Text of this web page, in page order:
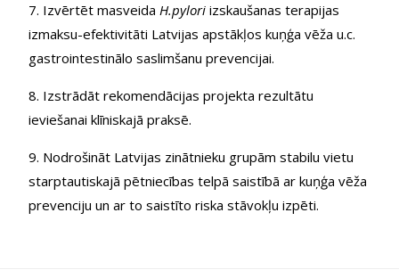
7. Izvērtēt masveida H.pylori izskaušanas terapijas
izmaksu-efektivitāti Latvijas apstākļos kuņģa vēža u.c.
gastrointestinālo saslimšanu prevencijai.
8. Izstrādāt rekomendācijas projekta rezultātu
ieviešanai klīniskajā praksē.
9. Nodrošināt Latvijas zinātnieku grupām stabilu vietu
starptautiskajā pētniecības telpā saistībā ar kuņģa vēža
prevenciju un ar to saistīto riska stāvokļu izpēti.